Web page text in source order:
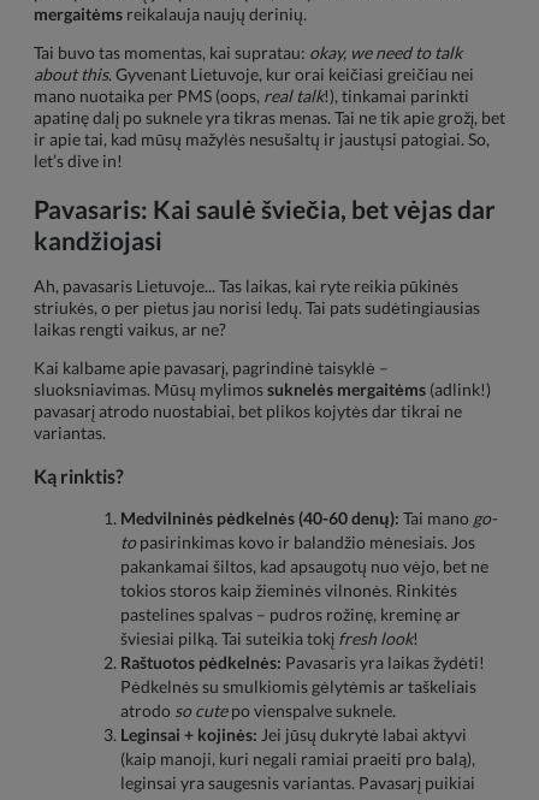
mergaitėms reikalauja naujų derinių.
Tai buvo tas momentas, kai supratau: okay, we need to talk
about this. Gyvenant Lietuvoje, kur orai keičiasi greičiau nei
mano nuotaika per PMS (oops, real talk!), tinkamai parinkti
apatinę dalį po suknele yra tikras menas. Tai ne tik apie grožį, bet
ir apie tai, kad mūsų mažylės nesušaltų ir jaustųsi patogiai. So,
let’s dive in!
Pavasaris: Kai saulė šviečia, bet vėjas dar
kandžiojasi
Ah, pavasaris Lietuvoje... Tas laikas, kai ryte reikia pūkinės
striukės, o per pietus jau norisi ledų. Tai pats sudėtingiausias
laikas rengti vaikus, ar ne?
Kai kalbame apie pavasarį, pagrindinė taisyklė –
sluoksniavimas. Mūsų mylimossuknelės mergaitėms (adlink!)
pavasarį atrodo nuostabiai, bet plikos kojytės dar tikrai ne
variantas.
Ką rinktis?
Medvilninės pėdkelnės (40-60 denų): Tai mano go-
topasirinkimas kovo ir balandžio mėnesiais. Jos
pakankamai šiltos, kad apsaugotų nuo vėjo, bet ne
tokios storos kaip žieminės vilnonės. Rinkitės
pastelines spalvas – pudros rožinę, kreminę ar
šviesiai pilką. Tai suteikia tokį fresh look!
Raštuotos pėdkelnės: Pavasaris yra laikas žydėti!
Pėdkelnės su smulkiomis gėlytėmis ar taškeliais
atrodo so cutepo vienspalve suknele.
Leginsai + kojinės: Jei jūsų dukrytė labai aktyvi
(kaip manoji, kuri negali ramiai praeiti pro balą),
leginsai yra saugesnis variantas. Pavasarį puikiai